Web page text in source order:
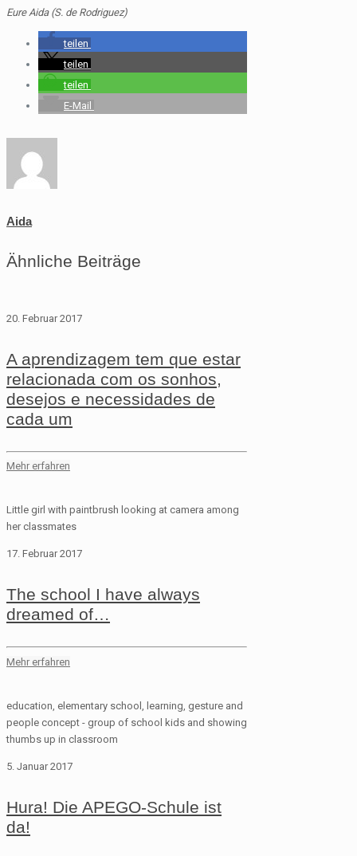
Eure Aida (S. de Rodriguez)
teilen
teilen
teilen
E-Mail
Aida
Ähnliche Beiträge
20. Februar 2017
A aprendizagem tem que estar
relacionada com os sonhos,
desejos e necessidades de
cada um
Mehr erfahren
Little girl with paintbrush looking at camera among
her classmates
17. Februar 2017
The school I have always
dreamed of…
Mehr erfahren
education, elementary school, learning, gesture and
people concept - group of school kids and showing
thumbs up in classroom
5. Januar 2017
Hura! Die APEGO-Schule ist
da!